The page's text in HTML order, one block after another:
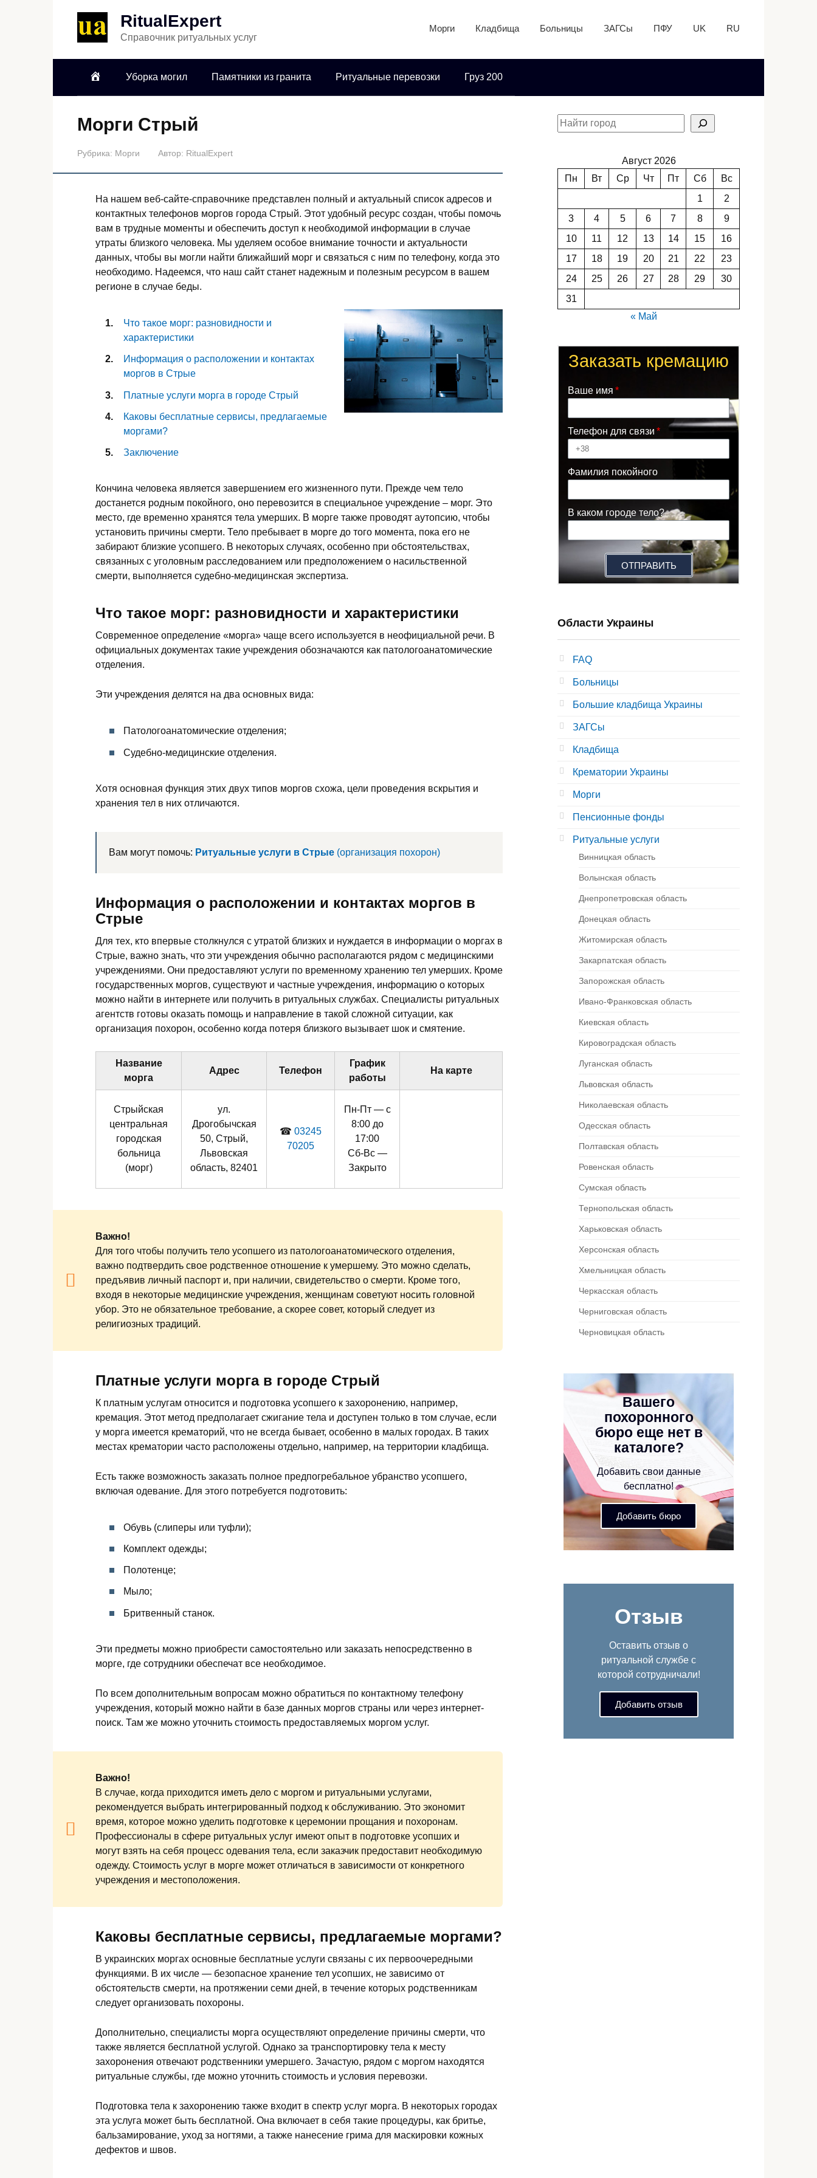
RitualExpert
Справочник ритуальных услуг
Морги Кладбища Больницы ЗАГСы ПФУ UK RU
Уборка могил Памятники из гранита Ритуальные перевозки Груз 200
Морги Стрый
Рубрика: Морги Автор: RitualExpert
На нашем веб-сайте-справочнике представлен полный и актуальный список адресов и
контактных телефонов моргов города Стрый. Этот удобный ресурс создан, чтобы помочь
вам в трудные моменты и обеспечить доступ к необходимой информации в случае
утраты близкого человека. Мы уделяем особое внимание точности и актуальности
данных, чтобы вы могли найти ближайший морг и связаться с ним по телефону, когда это
необходимо. Надеемся, что наш сайт станет надежным и полезным ресурсом в вашем
регионе в случае беды.
Что такое морг: разновидности и
характеристики
Информация о расположении и контактах
моргов в Стрые
Платные услуги морга в городе Стрый
Каковы бесплатные сервисы, предлагаемые
моргами?
Заключение
Кончина человека является завершением его жизненного пути. Прежде чем тело
достанется родным покойного, оно перевозится в специальное учреждение – морг. Это
место, где временно хранятся тела умерших. В морге также проводят аутопсию, чтобы
установить причины смерти. Тело пребывает в морге до того момента, пока его не
забирают близкие усопшего. В некоторых случаях, особенно при обстоятельствах,
связанных с уголовным расследованием или предположением о насильственной
смерти, выполняется судебно-медицинская экспертиза.
Что такое морг: разновидности и характеристики
Современное определение «морга» чаще всего используется в неофициальной речи. В
официальных документах такие учреждения обозначаются как патологоанатомические
отделения.
Эти учреждения делятся на два основных вида:
Патологоанатомические отделения;
Судебно-медицинские отделения.
Хотя основная функция этих двух типов моргов схожа, цели проведения вскрытия и
хранения тел в них отличаются.
Вам могут помочь: Ритуальные услуги в Стрые (организация похорон)
Информация о расположении и контактах моргов в
Стрые
Для тех, кто впервые столкнулся с утратой близких и нуждается в информации о моргах в
Стрые, важно знать, что эти учреждения обычно располагаются рядом с медицинскими
учреждениями. Они предоставляют услуги по временному хранению тел умерших. Кроме
государственных моргов, существуют и частные учреждения, информацию о которых
можно найти в интернете или получить в ритуальных службах. Специалисты ритуальных
агентств готовы оказать помощь и направление в такой сложной ситуации, как
организация похорон, особенно когда потеря близкого вызывает шок и смятение.
Название
морга
Адрес Телефон
График
работы
На карте
Стрыйская
центральная
городская
больница
(морг)
ул.
Дрогобычская
50, Стрый,
Львовская
область, 82401
☎ 03245
70205
Пн-Пт — с
8:00 до
17:00
Сб-Вс —
Закрыто
Важно!
Для того чтобы получить тело усопшего из патологоанатомического отделения,
важно подтвердить свое родственное отношение к умершему. Это можно сделать,
предъявив личный паспорт и, при наличии, свидетельство о смерти. Кроме того,
входя в некоторые медицинские учреждения, женщинам советуют носить головной
убор. Это не обязательное требование, а скорее совет, который следует из
религиозных традиций.
Платные услуги морга в городе Стрый
К платным услугам относится и подготовка усопшего к захоронению, например,
кремация. Этот метод предполагает сжигание тела и доступен только в том случае, если
у морга имеется крематорий, что не всегда бывает, особенно в малых городах. В таких
местах крематории часто расположены отдельно, например, на территории кладбища.
Есть также возможность заказать полное предпогребальное убранство усопшего,
включая одевание. Для этого потребуется подготовить:
Обувь (слиперы или туфли);
Комплект одежды;
Полотенце;
Мыло;
Бритвенный станок.
Эти предметы можно приобрести самостоятельно или заказать непосредственно в
морге, где сотрудники обеспечат все необходимое.
По всем дополнительным вопросам можно обратиться по контактному телефону
учреждения, который можно найти в базе данных моргов страны или через интернет-
поиск. Там же можно уточнить стоимость предоставляемых моргом услуг.
Важно!
В случае, когда приходится иметь дело с моргом и ритуальными услугами,
рекомендуется выбрать интегрированный подход к обслуживанию. Это экономит
время, которое можно уделить подготовке к церемонии прощания и похоронам.
Профессионалы в сфере ритуальных услуг имеют опыт в подготовке усопших и
могут взять на себя процесс одевания тела, если заказчик предоставит необходимую
одежду. Стоимость услуг в морге может отличаться в зависимости от конкретного
учреждения и местоположения.
Каковы бесплатные сервисы, предлагаемые моргами?
В украинских моргах основные бесплатные услуги связаны с их первоочередными
функциями. В их числе — безопасное хранение тел усопших, не зависимо от
обстоятельств смерти, на протяжении семи дней, в течение которых родственникам
следует организовать похороны.
Дополнительно, специалисты морга осуществляют определение причины смерти, что
также является бесплатной услугой. Однако за транспортировку тела к месту
захоронения отвечают родственники умершего. Зачастую, рядом с моргом находятся
ритуальные службы, где можно уточнить стоимость и условия перевозки.
Подготовка тела к захоронению также входит в спектр услуг морга. В некоторых городах
эта услуга может быть бесплатной. Она включает в себя такие процедуры, как бритье,
бальзамирование, уход за ногтями, а также нанесение грима для маскировки кожных
дефектов и швов.
Август 2026
Пн
Вт Ср Чт Пт Сб
Вс
1
2
3
4 5 6 7 8
9
10
11 12 13 14 15
16
17
18 19 20 21 22
23
24
25 26 27 28 29
30
31
« Май
Заказать кремацию
Ваше имя
Телефон для связи
Фамилия покойного
В каком городе тело?
ОТПРАВИТЬ
Области Украины
FAQ
Больницы
Большие кладбища Украины
ЗАГСы
Кладбища
Крематории Украины
Морги
Пенсионные фонды
Ритуальные услуги
Винницкая область
Волынская область
Днепропетровская область
Донецкая область
Житомирская область
Закарпатская область
Запорожская область
Ивано-Франковская область
Киевская область
Кировоградская область
Луганская область
Львовская область
Николаевская область
Одесская область
Полтавская область
Ровенская область
Сумская область
Тернопольская область
Харьковская область
Херсонская область
Хмельницкая область
Черкасская область
Черниговская область
Черновицкая область
Вашего
похоронного
бюро еще нет в
каталоге?
Добавить свои данные
бесплатно!
Добавить бюро
Отзыв
Оставить отзыв о
ритуальной службе с
которой сотрудничали!
Добавить отзыв